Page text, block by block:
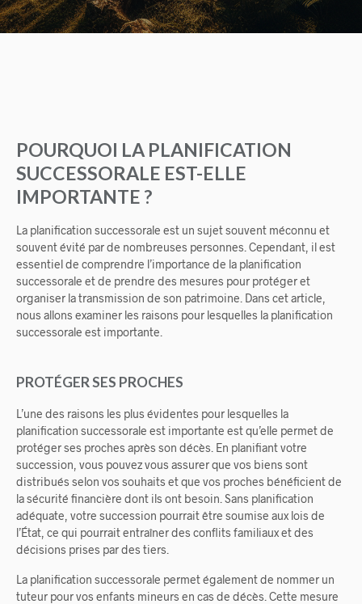
POURQUOI LA PLANIFICATION
SUCCESSORALE EST-ELLE
IMPORTANTE ?
La planification successorale est un sujet souvent méconnu et
souvent évité par de nombreuses personnes. Cependant, il est
essentiel de comprendre l’importance de la planification
successorale et de prendre des mesures pour protéger et
organiser la transmission de son patrimoine. Dans cet article,
nous allons examiner les raisons pour lesquelles la planification
successorale est importante.
PROTÉGER SES PROCHES
L’une des raisons les plus évidentes pour lesquelles la
planification successorale est importante est qu’elle permet de
protéger ses proches après son décès. En planifiant votre
succession, vous pouvez vous assurer que vos biens sont
distribués selon vos souhaits et que vos proches bénéficient de
la sécurité financière dont ils ont besoin. Sans planification
adéquate, votre succession pourrait être soumise aux lois de
l’État, ce qui pourrait entraîner des conflits familiaux et des
décisions prises par des tiers.
La planification successorale permet également de nommer un
tuteur pour vos enfants mineurs en cas de décès. Cette mesure